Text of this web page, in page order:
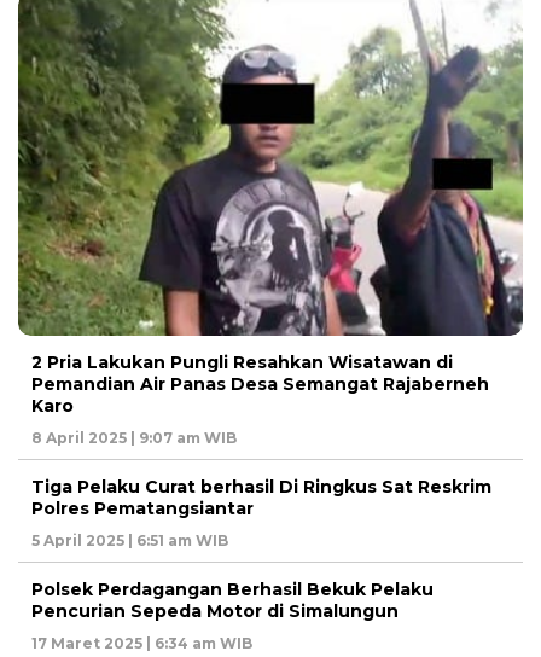
2 Pria Lakukan Pungli Resahkan Wisatawan di
Pemandian Air Panas Desa Semangat Rajaberneh
Karo
8 April 2025 | 9:07 am WIB
Tiga Pelaku Curat berhasil Di Ringkus Sat Reskrim
Polres Pematangsiantar
5 April 2025 | 6:51 am WIB
Polsek Perdagangan Berhasil Bekuk Pelaku
Pencurian Sepeda Motor di Simalungun
17 Maret 2025 | 6:34 am WIB